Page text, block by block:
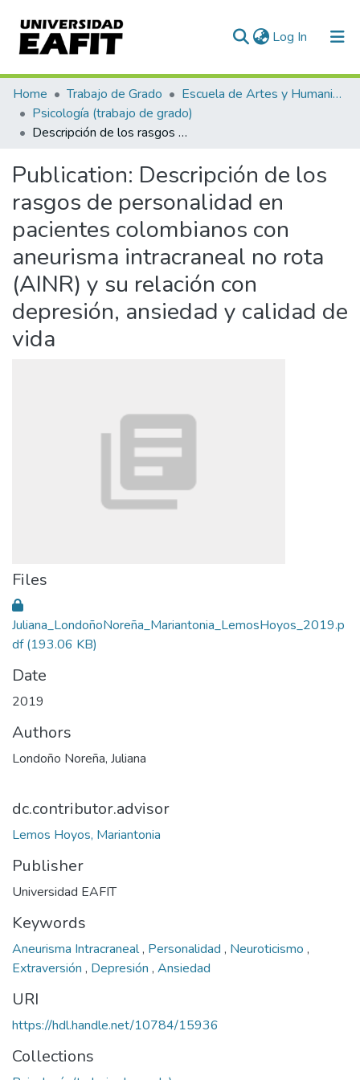
Log In (current)
Statistics
Home Trabajo de Grado
Escuela de Artes y Humanidades
Psicología (trabajo de grado)
Descripción de los rasgos de personalidad en pacientes colombianos con aneurisma intracraneal no rota (AINR) y su relación con depresión, ansiedad y calidad de vida
Publication: Descripción de los
rasgos de personalidad en
pacientes colombianos con
aneurisma intracraneal no rota
(AINR) y su relación con
depresión, ansiedad y calidad de
vida
Files
Juliana_LondoñoNoreña_Mariantonia_LemosHoyos_2019.p
df(193.06 KB)
Date
2019
Authors
Londoño Noreña, Juliana
dc.contributor.advisor
Lemos Hoyos, Mariantonia
Publisher
Universidad EAFIT
Keywords
Aneurisma Intracraneal, Personalidad , Neuroticismo ,
Extraversión , Depresión , Ansiedad
URI
https://hdl.handle.net/10784/15936
Collections